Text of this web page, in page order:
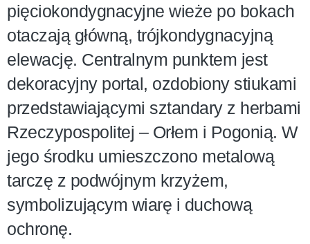
pięciokondygnacyjne wieże po bokach
otaczają główną, trójkondygnacyjną
elewację. Centralnym punktem jest
dekoracyjny portal, ozdobiony stiukami
przedstawiającymi sztandary z herbami
Rzeczypospolitej – Orłem i Pogonią. W
jego środku umieszczono metalową
tarczę z podwójnym krzyżem,
symbolizującym wiarę i duchową
ochronę.